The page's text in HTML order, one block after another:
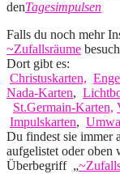
denTagesimpulsen
Falls du noch mehr
~Zufallsräume
Dort gibt es:
Christuskarten,
Nada-Karten,
St.Germain-Karten,
Impulskarten,
Du findest sie immer
aufgelistet oder oben
Überbegriff „